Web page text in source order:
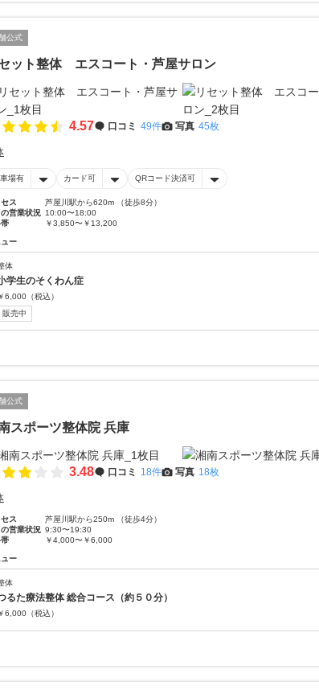
公式
ット整体 エスコート・芦屋サロン
4.57 口コミ 49件 写真 45枚
場有 カード可 QRコード決済可
ス
芦屋川駅から620m （徒歩8分）
営業状況 10:00〜18:00
￥3,850〜￥13,200
ュー
体
学生のそくわん症
6,000 （税込）
販売中
公式
スポーツ整体院 兵庫
3.48 口コミ 18件 写真 18枚
ス
芦屋川駅から250m （徒歩4分）
営業状況 9:30〜19:30
￥4,000〜￥6,000
ュー
体
るた療法整体 総合コース（約５０分）
6,000 （税込）